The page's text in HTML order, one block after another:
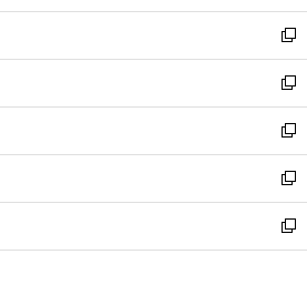
開
く
ウ
で
開
く
ン
ド
ウ
で
開
く
ウ
ィ
ン
ド
ウ
で
開
く
新
し
い
ウ
ィ
ン
ド
ウ
で
開
新
し
い
ウ
ィ
ン
ド
ウ
新
し
い
ウ
ィ
ン
新
し
い
ウ
新
し